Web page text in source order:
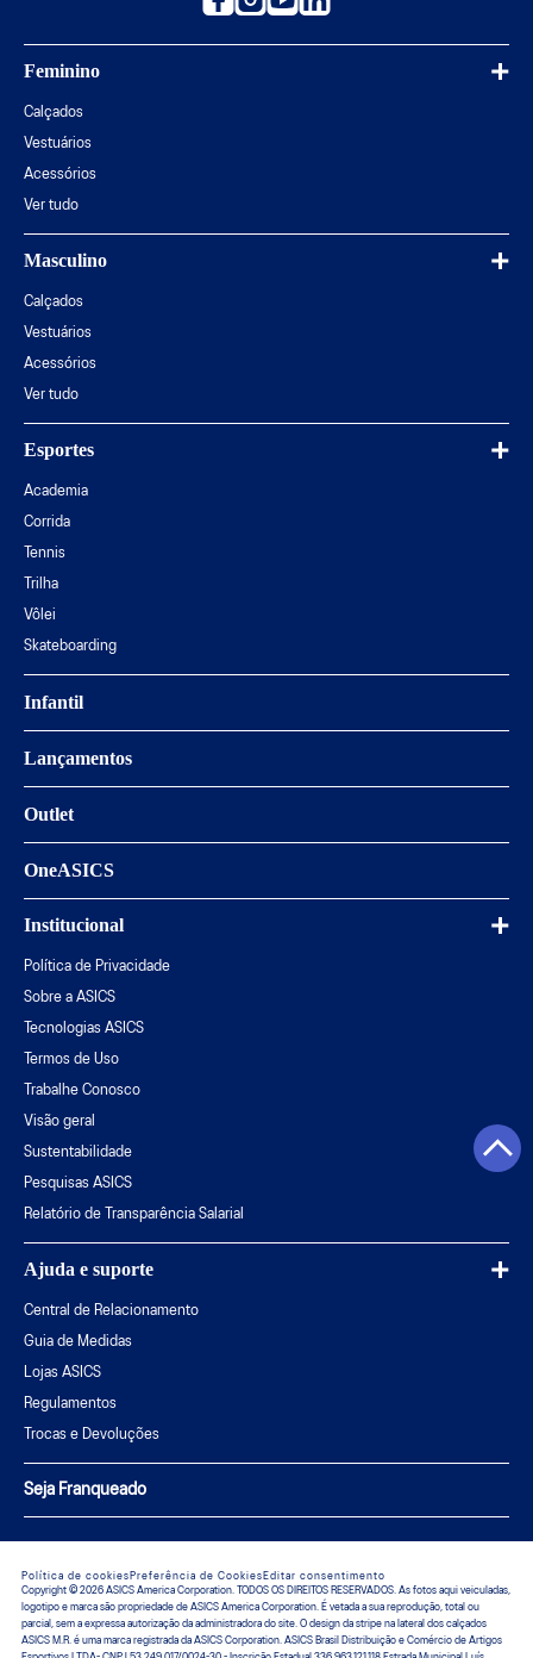
Feminino
Calçados
Vestuários
Acessórios
Ver tudo
Masculino
Calçados
Vestuários
Acessórios
Ver tudo
Esportes
Academia
Corrida
Tennis
Trilha
Vôlei
Skateboarding
Infantil
Lançamentos
Outlet
OneASICS
Institucional
Política de Privacidade
Sobre a ASICS
Tecnologias ASICS
Termos de Uso
Trabalhe Conosco
Visão geral
Sustentabilidade
Pesquisas ASICS
Relatório de Transparência Salarial
Ajuda e suporte
Central de Relacionamento
Guia de Medidas
Lojas ASICS
Regulamentos
Trocas e Devoluções
Seja Franqueado
Política de cookies Preferência de Cookies Editar consentimento
Copyright © 2026 ASICS America Corporation. TODOS OS DIREITOS RESERVADOS. As fotos aqui veiculadas,
logotipo e marca são propriedade de ASICS America Corporation. É vetada a sua reprodução, total ou
parcial, sem a expressa autorização da administradora do site. O design da stripe na lateral dos calçados
ASICS M.R. é uma marca registrada da ASICS Corporation. ASICS Brasil Distribuição e Comércio de Artigos